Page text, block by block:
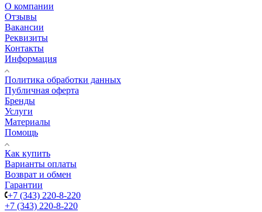
О компании
Отзывы
Вакансии
Реквизиты
Контакты
Информация
Политика обработки данных
Публичная оферта
Бренды
Услуги
Материалы
Помощь
Как купить
Варианты оплаты
Возврат и обмен
Гарантии
+7 (343) 220-8-220
+7 (343) 220-8-220